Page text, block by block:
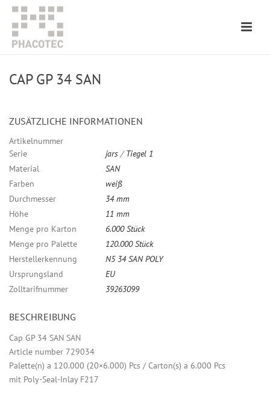
CAP GP 34 SAN
ZUSÄTZLICHE INFORMATIONEN
Artikelnummer
Serie
jars /Tiegel 1
Material
SAN
Farben
weiß
Durchmesser
34 mm
Höhe
11 mm
Menge pro Karton
6.000 Stück
Menge pro Palette
120.000 Stück
Herstellerkennung
N5 34 SAN POLY
Ursprungsland
EU
Zolltarifnummer
39263099
BESCHREIBUNG
Cap GP 34 SAN SAN
Article number 729034
Palette(n) a 120.000 (20×6.000) Pcs / Carton(s) a 6.000 Pcs
mit Poly-Seal-Inlay F217